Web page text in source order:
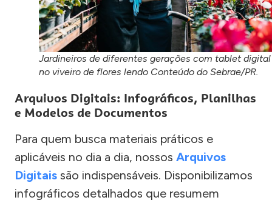
Jardineiros de diferentes gerações com tablet digital
no viveiro de flores lendo Conteúdo do Sebrae/PR.
Arquivos Digitais: Infográficos, Planilhas
e Modelos de Documentos
Para quem busca materiais práticos e
aplicáveis no dia a dia, nossos Arquivos
Digitais são indispensáveis. Disponibilizamos
infográficos detalhados que resumem